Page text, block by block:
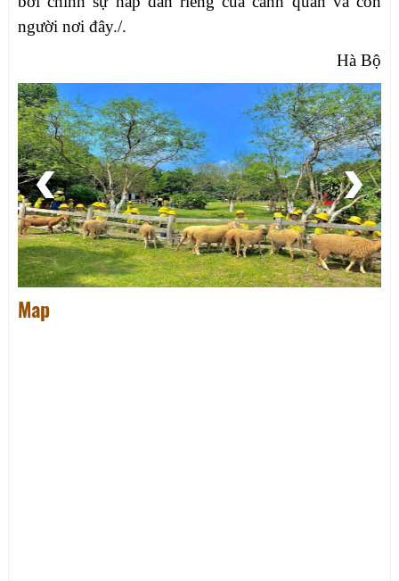
người nơi đây./.
Hà Bộ
Map